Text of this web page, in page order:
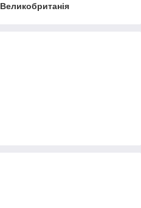
Великобританія